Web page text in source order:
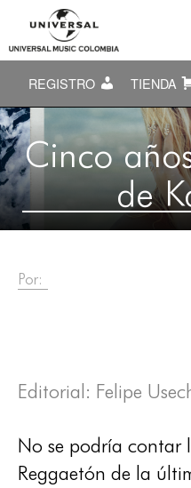
REGISTRO TIENDA
Cinco
de
Por:
Editorial: Felipe
No se podría contar
Reggaetón de la